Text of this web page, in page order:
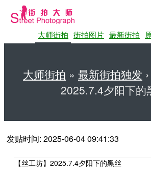
大师街拍 街拍图片 最新街拍
大师街拍 » 最新街拍独发 ›
2025.7.4夕阳下的
发贴时间: 2025-06-04 09:41:33
【丝工坊】2025.7.4夕阳下的黑丝